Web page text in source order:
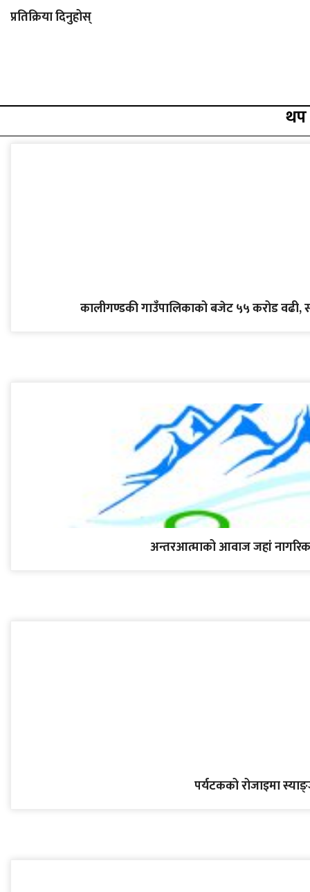
प्रतिक्रिया दिनुहोस्
थप
कालीगण्डकी गाउँपालिकाको बजेट ५५ करोड वढी,
अन्तरआत्माको आवाज जहां
पर्यटकको रोजाइमा